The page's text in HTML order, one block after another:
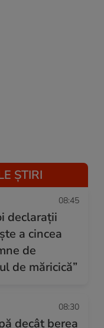
ȘTIRI
08:45
declarații
a cincea
de
de măricică”
08:30
decât berea